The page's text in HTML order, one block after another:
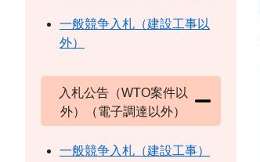
一般競争入札（建設工事以
外）
入札公告（WTO案件以
外）（電子調達以外）
一般競争入札（建設工事）